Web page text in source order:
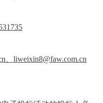
liweixin8@faw.com.cn